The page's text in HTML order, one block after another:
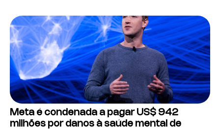
Meta é condenada a pagar US$ 942
milhões por danos à saúde mental de